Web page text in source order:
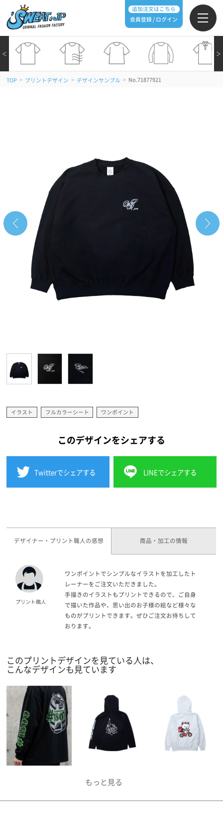
追加注文はこちら
会員登録 / ログイン
＞
＜
TOP > プリントデザイン > デザインサンプル > No.71877921
イラスト フルカラーシート ワンポイント
このデザインをシェアする
Twitterでシェアする LINEでシェアする
デザイナー・プリント職人の感想 商品・加工の情報
ワンポイントでシンプルなイラストを加工したト
レーナーをご注文いただきました。
手描きのイラストもプリントできるので、ご自身
で描いた作品や、思い出のお子様の絵など様々な
ものがプリントできます。ぜひご注文お待ちして
おります。
このプリントデザインを見ている人は、
こんなデザインも見ています